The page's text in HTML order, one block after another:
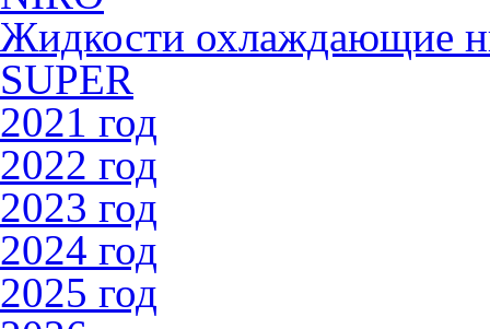
Жидкости охлаждающие
SUPER
2021 год
2022 год
2023 год
2024 год
2025 год